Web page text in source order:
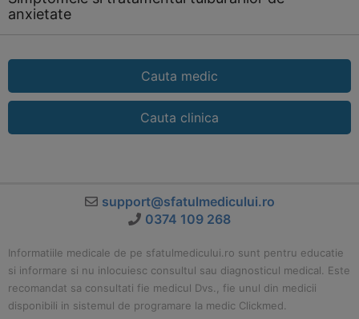
anxietate
Cauta medic
Cauta clinica
support@sfatulmedicului.ro
0374 109 268
Informatiile medicale de pe sfatulmedicului.ro sunt pentru educatie
si informare si nu inlocuiesc consultul sau diagnosticul medical. Este
recomandat sa consultati fie medicul Dvs., fie unul din medicii
disponibili in sistemul de programare la medic Clickmed.